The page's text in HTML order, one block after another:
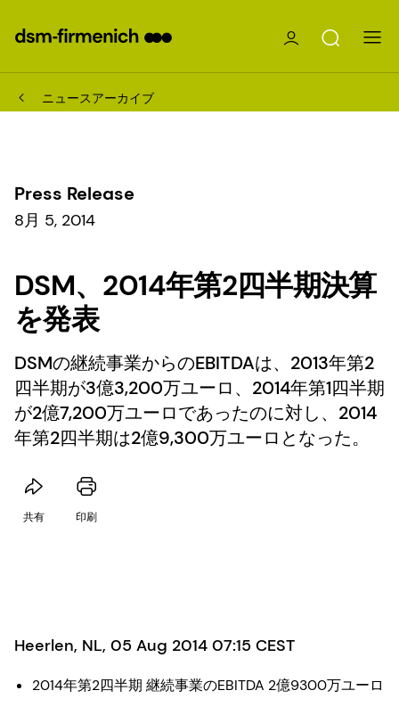
ニュースアーカイブ
Press Release
8月 5, 2014
DSM、2014年第2四半期決算
を発表
DSMの継続事業からのEBITDAは、2013年第2
四半期が3億3,200万ユーロ、2014年第1四半期
が2億7,200万ユーロであったのに対し、2014
年第2四半期は2億9,300万ユーロとなった。
共有 印刷
Heerlen, NL, 05 Aug 2014 07:15 CEST
2014年第2四半期 継続事業のEBITDA 2億9300万ユーロ